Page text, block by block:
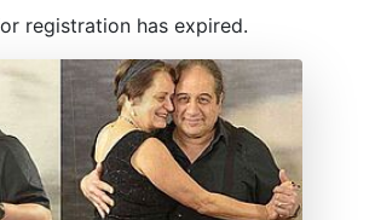
registration has expired.